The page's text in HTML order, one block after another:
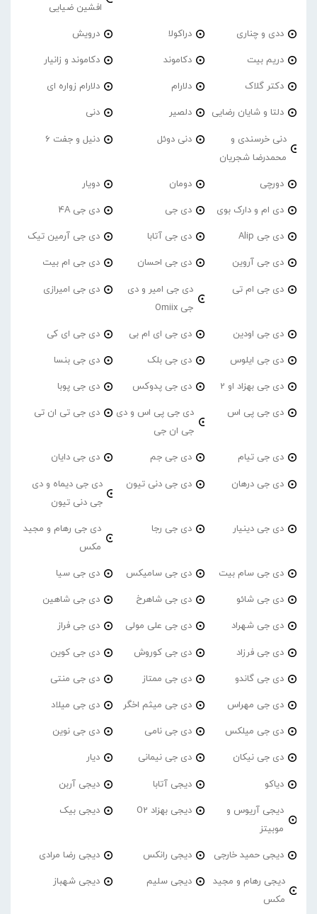
افشین ضیایی
ددی و چناری دراکولا درویش
دریم بیت دکاموند دکاموند و زانیار
دکتر گلاک دلارام دلارام زواره ای
دلتا و شایان رضایی دلصیر دنی
دنی خرسندی و
محمدرضا شجریان
دنی دوئل دنیل و جفت 6
دورچی دومان دویار
دی ام و دارک بوی دی جی دی جی 4A
دی جی Alip دی جی آتابا دی جی آرمین تیک
دی جی آروین دی جی احسان دی جی ام بیت
دی جی ام تی
دی جی امیر و دی
جی Omiix
دی جی امیرازی
دی جی اودین دی جی ای ام بی دی جی ای کی
دی جی ایلوس دی جی بلک دی جی بنسا
دی جی بهزاد او 2 دی جی پدوکس دی جی پوبا
دی جی پی اس
دی جی پی اس و دی
جی ان جی
دی جی تی ان تی
دی جی تیام دی جی جم دی جی دایان
دی جی درهان دی جی دنی تیون
دی جی دیماه و دی
جی دنی تیون
دی جی دینیار دی جی رجا
دی جی رهام و مجید
مکس
دی جی سام بیت دی جی سامیکس دی جی سیا
دی جی شائو دی جی شاهرخ دی جی شاهین
دی جی شهراد دی جی علی مولی دی جی فراز
دی جی فرزاد دی جی کوروش دی جی کوین
دی جی گاندو دی جی ممتاز دی جی منتی
دی جی مهراس دی جی میثم اخگر دی جی میلاد
دی جی میلکس دی جی نامی دی جی نوین
دی جی نیکان دی جی نیمانی دیار
دیاکو دیجی آتابا دیجی آربن
دیجی آریوس و
موبیتز
دیجی بهزاد O2 دیجی بیک
دیجی حمید خارجی دیجی رانکس دیجی رضا مرادی
دیجی رهام و مجید
مکس
دیجی سلیم دیجی شهباز